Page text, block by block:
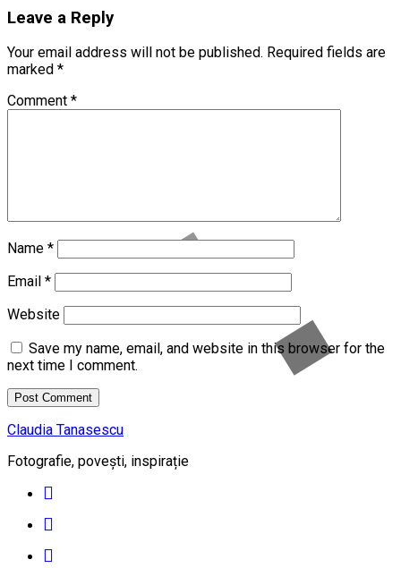
Leave a Reply
Your email address will not be published. Required fields are
marked *
Comment *
Name *
Email *
Website
Save my name, email, and website in this browser for the
next time I comment.
Claudia Tanasescu
Fotografie, povești, inspirație